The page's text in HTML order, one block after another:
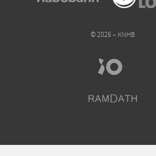
© 2026 – KNHB